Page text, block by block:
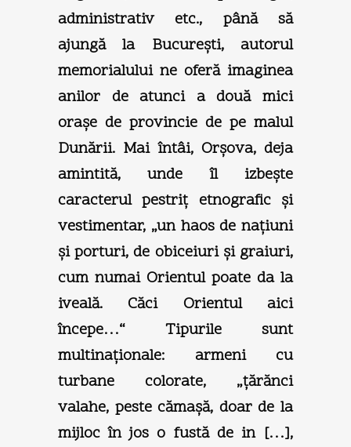
administrativ etc., până să
ajungă la Bucureşti, autorul
memorialului ne oferă imaginea
anilor de atunci a două mici
oraşe de provincie de pe malul
Dunării. Mai întâi, Orşova, deja
amintită, unde îl izbeşte
caracterul pestriţ etnografic şi
vestimentar, „un haos de naţiuni
şi porturi, de obiceiuri şi graiuri,
cum numai Orientul poate da la
iveală. Căci Orientul aici
începe…“ Tipurile sunt
multinaţionale: armeni cu
turbane colorate, „ţărănci
valahe, peste cămaşă, doar de la
mijloc în jos o fustă de in […],